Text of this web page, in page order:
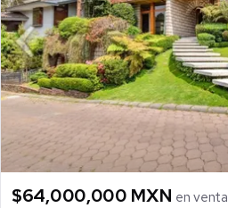
$64,000,000 MXN en venta